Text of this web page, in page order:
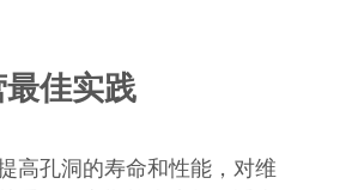
佳实践
高孔洞的寿命和性能，对维